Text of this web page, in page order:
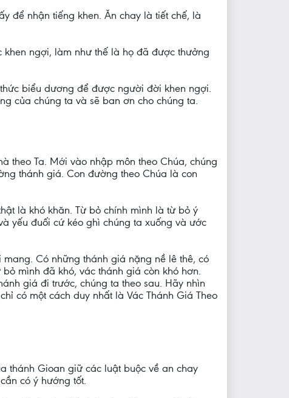
để nhận tiếng khen. Ăn chay là tiết chế, là
ngợi, làm như thế là họ đã được thưởng
biểu dương để được người đời khen ngợi.
của chúng ta và sẽ ban ơn cho chúng ta.
theo Ta. Mới vào nhập môn theo Chúa, chúng
thánh giá. Con đường theo Chúa là con
là khó khăn. Từ bỏ chính mình là từ bỏ ý
yếu đuối cứ kéo ghì chúng ta xuống và ước
Có những thánh giá nặng nề lê thê, có
mình đã khó, vác thánh giá còn khó hơn.
giá đi trước, chúng ta theo sau. Hãy nhìn
có một cách duy nhất là Vác Thánh Giá Theo
thánh Gioan giữ các luật buộc về an chay
có ý hướng tốt.